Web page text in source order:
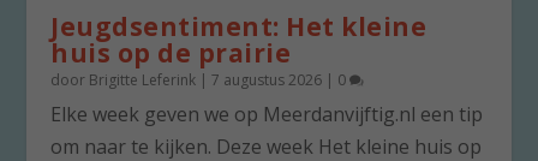
Jeugdsentiment: Het kleine
huis op de prairie
door Brigitte Leferink |7 augustus 2026 | 0
Elke week geven we op Meerdanvijftig.nl een tip
om naar te kijken. Deze week Het kleine huis op